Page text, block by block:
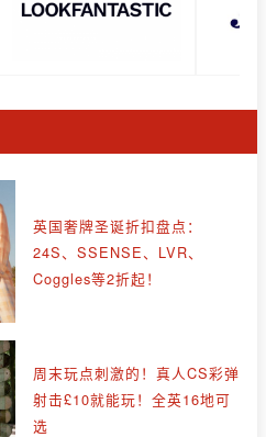
英国奢牌圣诞折扣盘点：
24S、SSENSE、LVR、
Coggles等2折起！
周末玩点刺激的！真人CS彩弹
射击£10就能玩！全英16地可
选